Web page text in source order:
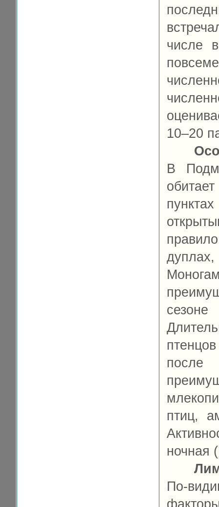
числе
10–20
В
птиц,
ночная
По-